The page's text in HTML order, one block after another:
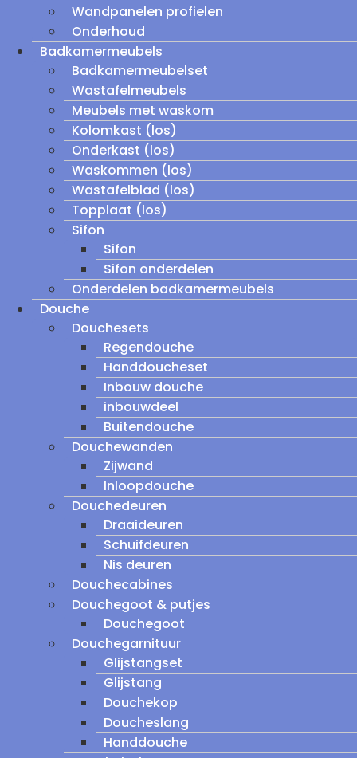
Wandpanelen profielen
Onderhoud
Badkamermeubels
Badkamermeubelset
Wastafelmeubels
Meubels met waskom
Kolomkast (los)
Onderkast (los)
Waskommen (los)
Wastafelblad (los)
Topplaat (los)
Sifon
Sifon
Sifon onderdelen
Onderdelen badkamermeubels
Douche
Douchesets
Regendouche
Handdoucheset
Inbouw douche
inbouwdeel
Buitendouche
Douchewanden
Zijwand
Inloopdouche
Douchedeuren
Draaideuren
Schuifdeuren
Nis deuren
Douchecabines
Douchegoot & putjes
Douchegoot
Douchegarnituur
Glijstangset
Glijstang
Douchekop
Doucheslang
Handdouche